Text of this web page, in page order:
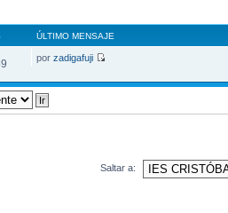
ÚLTIMO MENSAJE
porzadigafuji
Saltar a: